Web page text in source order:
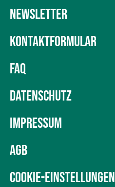
NEWSLETTER
KONTAKTFORMULAR
FAQ
DATENSCHUTZ
IMPRESSUM
AGB
COOKIE-EINSTELLUNGEN